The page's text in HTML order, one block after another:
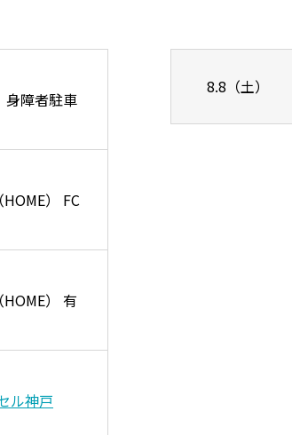
身障者駐車
） FC
） 有
ル神戸
8.8（土）